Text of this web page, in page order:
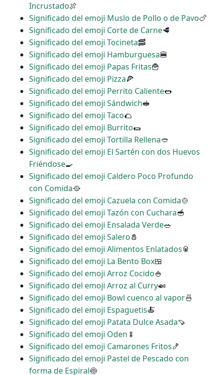
Incrustado🍖
Significado del emoji Muslo de Pollo o de Pavo🍗
Significado del emoji Corte de Carne🥩
Significado del emoji Tocineta🥓
Significado del emoji Hamburguesa🍔
Significado del emoji Papas Fritas🍟
Significado del emoji Pizza🍕
Significado del emoji Perrito Caliente🌭
Significado del emoji Sándwich🥪
Significado del emoji Taco🌮
Significado del emoji Burrito🌯
Significado del emoji Tortilla Rellena🥙
Significado del emoji El Sartén con dos Huevos
Friéndose🍳
Significado del emoji Caldero Poco Profundo
con Comida🥘
Significado del emoji Cazuela con Comida🍲
Significado del emoji Tazón con Cuchara🥣
Significado del emoji Ensalada Verde🥗
Significado del emoji Salero🧂
Significado del emoji Alimentos Enlatados🥫
Significado del emoji La Bento Box🍱
Significado del emoji Arroz Cocido🍚
Significado del emoji Arroz al Curry🍛
Significado del emoji Bowl cuenco al vapor🍜
Significado del emoji Espaguetis🍝
Significado del emoji Patata Dulce Asada🍠
Significado del emoji Oden 🍢
Significado del emoji Camarones Fritos🍤
Significado del emoji Pastel de Pescado con
forma de Espiral🍥